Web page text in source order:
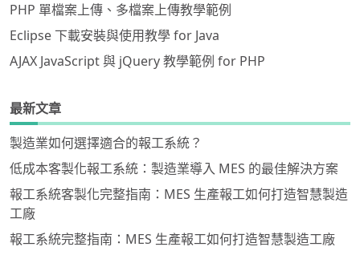
PHP 單檔案上傳、多檔案上傳教學範例
Eclipse 下載安裝與使用教學 for Java
AJAX JavaScript 與 jQuery 教學範例 for PHP
最新文章
製造業如何選擇適合的報工系統？
低成本客製化報工系統：製造業導入 MES 的最佳解決方案
報工系統客製化完整指南：MES 生產報工如何打造智慧製造
工廠
報工系統完整指南：MES 生產報工如何打造智慧製造工廠